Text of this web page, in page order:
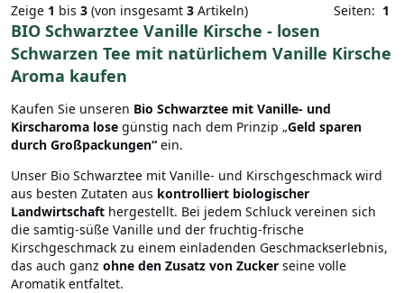
Zeige 1 bis 3 (von insgesamt 3 Artikeln) Seiten: 1
BIO Schwarztee Vanille Kirsche - losen
Schwarzen Tee mit natürlichem Vanille Kirsche
Aroma kaufen
Kaufen Sie unseren Bio Schwarztee mit Vanille- und
Kirscharoma lose günstig nach dem Prinzip „Geld sparen
durch Großpackungen“ ein.
Unser Bio Schwarztee mit Vanille- und Kirschgeschmack wird
aus besten Zutaten aus kontrolliert biologischer
Landwirtschaft hergestellt. Bei jedem Schluck vereinen sich
die samtig-süße Vanille und der fruchtig-frische
Kirschgeschmack zu einem einladenden Geschmackserlebnis,
das auch ganz ohne den Zusatz von Zucker seine volle
Aromatik entfaltet.